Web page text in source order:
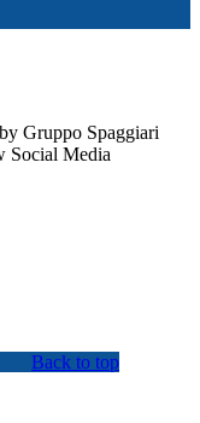
Gruppo Spaggiari
Social Media
Back to top